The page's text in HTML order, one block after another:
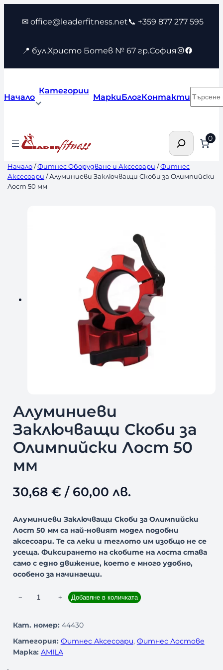
съдържанието
✉ office@leaderfitness.net📞 +359 877 277 595
📍 бул.Христо Ботев № 67 гр.София Instagram
Facebook
Начало
Категории
МаркиБлогКонтакти
Търсене 0
Начало/Фитнес Оборудване и Аксесоари /Фитнес
Аксесоари / Алуминиеви Заключващи Скоби за Олимпийски
Лост 50 мм
Алуминиеви
Заключващи Скоби за
Олимпийски Лост 50
мм
30,68 €/ 60,00 лв.
Алуминиеви Заключващи Скоби за Олимпийски
Лост 50 мм са най-новият модел подобни
аксесоари. Те са леки и теглото им изобщо не се
усеща. Фиксирането на скобите на лоста става
само с едно движение, което е много удобно,
особено за начинаещи.
ч
е
− + Добавяне в количката
Кат. номер: 44430
Категория: Фитнес Аксесоари, Фитнес Лостове
Марка: AMILA